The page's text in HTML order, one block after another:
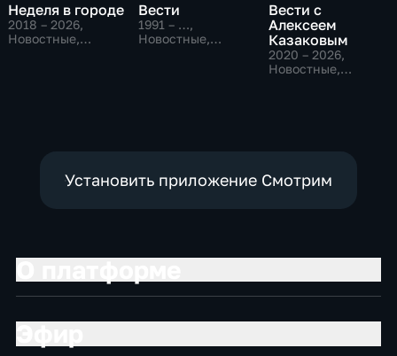
Неделя в городе
2018 – 2026,
Новостные,
Вести
1991 – …,
Новостные,
Вести с
Алексеем
Казаковым
2020 – 2026,
Новостные,
Установить приложение Смотрим